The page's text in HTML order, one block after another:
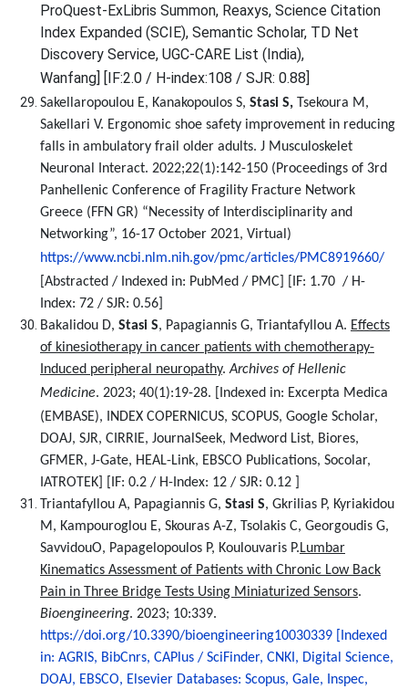
ProQuest-ExLibris Summon, Reaxys, Science Citation
Index Expanded (SCIE), Semantic Scholar, TD Net
Discovery Service, UGC-CARE List (India),
Wanfang] [IF:2.0 / H-index:108 / SJR: 0.88]
Sakellaropoulou E, Kanakopoulos S, Stasi S, Tsekoura M,
Sakellari V. Ergonomic shoe safety improvement in reducing
falls in ambulatory frail older adults. J Musculoskelet
Neuronal Interact. 2022;22(1):142-150 (Proceedings of 3rd
Panhellenic Conference of Fragility Fracture Network
Greece (FFN GR) “Necessity of Interdisciplinarity and
Networking”, 16-17 October 2021, Virtual)
https://www.ncbi.nlm.nih.gov/pmc/articles/PMC8919660/
[Abstracted / Indexed in: PubMed / PMC]
[IF: 1.70 / H-
Index: 72 / SJR: 0.56]
Bakalidou D, Stasi S, Papagiannis G, Triantafyllou A. Effects
of kinesiotherapy in cancer patients with chemotherapy-
Induced peripheral neuropathy.Archives of Hellenic
Medicine. 2023; 40(1):19-28.
[Indexed in: Excerpta Medica
(EMBASE), ΙΝDEX COPERNICUS, SCOPUS, Google Scholar,
DOAJ, SJR, CIRRIE, JournalSeek, Medword List, Biores,
GFMER, J-Gate, HEAL-Link, EBSCO Publications, Socolar,
IATROTEK]
[IF: 0.2 / H-Index: 12 / SJR: 0.12 ]
Triantafyllou A, Papagiannis G, Stasi S, Gkrilias P, Kyriakidou
M, Kampouroglou E, Skouras A-Z, Tsolakis C, Georgoudis G,
SavvidouO, Papagelopoulos P, Koulouvaris P.Lumbar
Kinematics Assessment of Patients with Chronic Low Back
Pain in Three Bridge Tests Using Miniaturized Sensors.
Bioengineering. 2023; 10:339.
https://doi.org/10.3390/bioengineering10030339 [Indexed
in: AGRIS, BibCnrs, CAPlus / SciFinder, CNKI, Digital Science,
DOAJ, EBSCO, Elsevier Databases: Scopus, Gale, Inspec,